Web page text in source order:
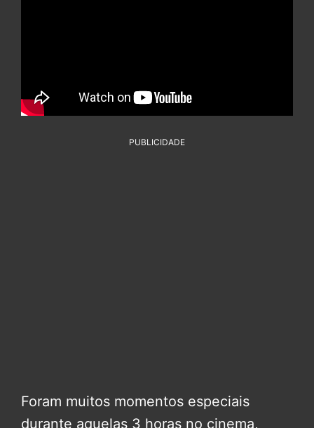
PUBLICIDADE
Foram muitos momentos especiais
durante aquelas 3 horas no cinema,